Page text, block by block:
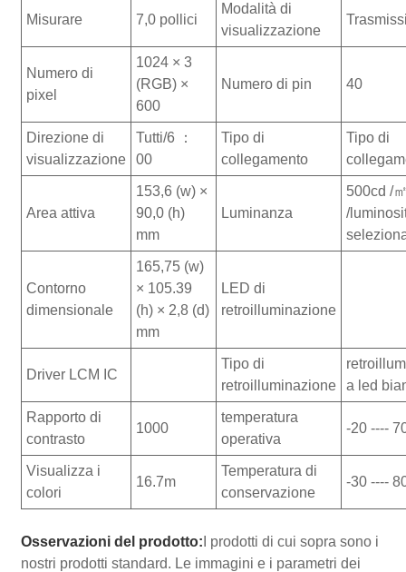
Misurare 7,0 pollici
Modalità di
visualizzazione
Numero di
pixel
1024 × 3
(RGB) ×
600
Numero di pin 40
Direzione di
visualizzazione
Tutti/6 ：
00
Tipo di
collegamento
Tipo di
Area attiva
153,6 (w) ×
90,0 (h)
mm
Luminanza
500cd /
/
Contorno
dimensionale
165,75 (w)
× 105.39
(h) × 2,8 (d)
mm
LED di
retroilluminazione
Driver LCM IC
Tipo di
retroilluminazione
a led
Rapporto di
contrasto
1000
temperatura
operativa
-20 ----
Visualizza i
colori
16.7m
Temperatura di
conservazione
-30 ----
Osservazioni del prodotto: I prodotti di cui sopra sono i
nostri prodotti standard. Le immagini e i parametri dei